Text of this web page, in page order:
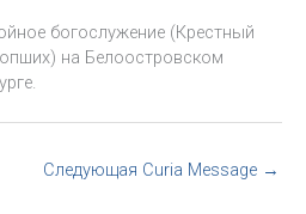
богослужение (Крестный
на Белоостровском
Следующая Curia Message →